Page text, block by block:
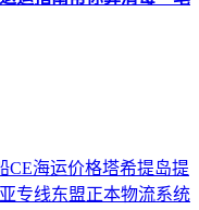
CE海运价格塔希提岛提
专线东盟正本物流系统